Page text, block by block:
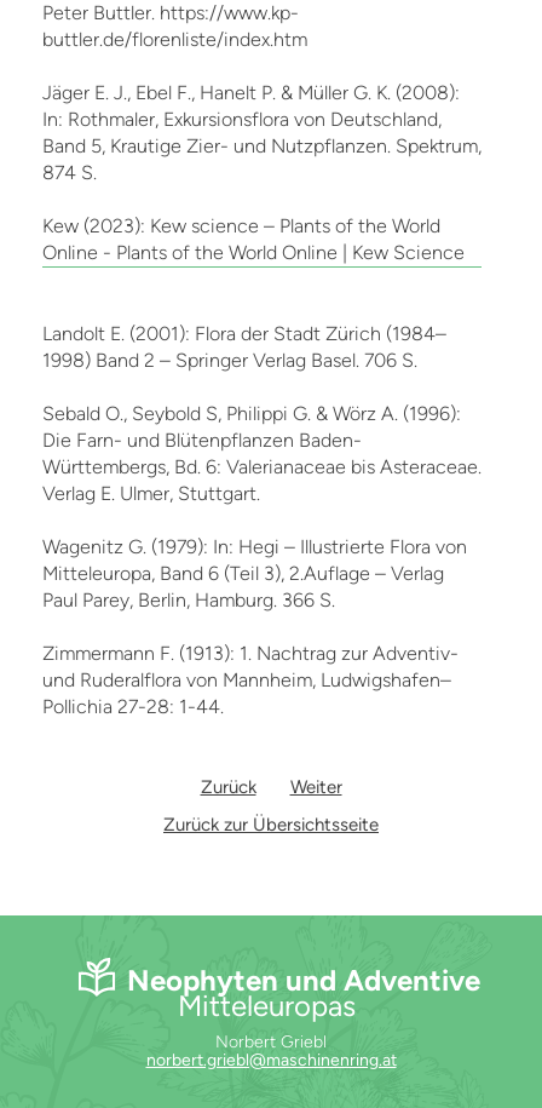
Peter Buttler. https://www.kp-
buttler.de/florenliste/index.htm
Jäger E. J., Ebel F., Hanelt P. & Müller G. K. (2008):
In: Rothmaler, Exkursionsflora von Deutschland,
Band 5, Krautige Zier- und Nutzpflanzen. Spektrum,
874 S.
Kew (2023): Kew science – Plants of the World
Online - Plants of the World Online | Kew Science
Landolt E. (2001): Flora der Stadt Zürich (1984–
1998) Band 2 – Springer Verlag Basel. 706 S.
Sebald O., Seybold S, Philippi G. & Wörz A. (1996):
Die Farn- und Blütenpflanzen Baden-
Württembergs, Bd. 6: Valerianaceae bis Asteraceae.
Verlag E. Ulmer, Stuttgart.
Wagenitz G. (1979): In: Hegi – Illustrierte Flora von
Mitteleuropa, Band 6 (Teil 3), 2.Auflage – Verlag
Paul Parey, Berlin, Hamburg. 366 S.
Zimmermann F. (1913): 1. Nachtrag zur Adventiv-
und Ruderalflora von Mannheim, Ludwigshafen–
Pollichia 27-28: 1-44.
Zurück
Weiter
Zurück zur Übersichtsseite
Neophyten und Adventive
Mitteleuropas
Norbert Griebl
norbert.griebl@maschinenring.at